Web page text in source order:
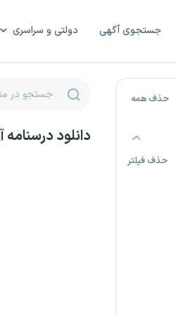
جستجوی آگهی دولتی و سراسری
حذف همه
حذف فیلتر
برداری
دانلود